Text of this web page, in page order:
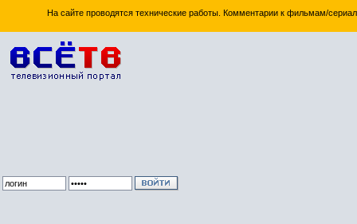
На сайте проводятся технические работы. Комментарии к фильмам/